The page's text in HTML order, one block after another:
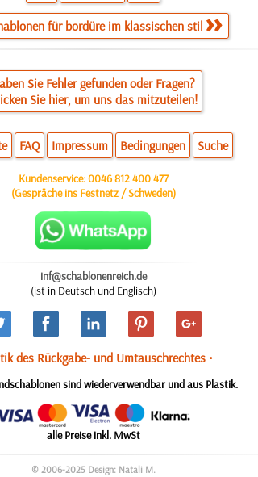
für bordüre im klassischen stil
Sie Fehler gefunden oder Fragen?
Sie hier, um uns das mitzuteilen!
FAQ Impressum Bedingungen Suche
Kundenservice:0046 812 400 477
(Gespräche ins Festnetz / Schweden)
inf@schablonenreich.de
(ist in Deutsch und Englisch)
des Rückgabe- und Umtauschrechtes •
sind wiederverwendbar und aus Plastik.
alle Preise inkl. MwSt
© 2006-2025 Design: Natali M.